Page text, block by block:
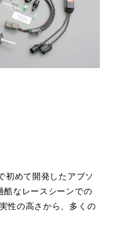
初めて開発したアブソ
酷なレースシーンでの
性の高さから、多くの